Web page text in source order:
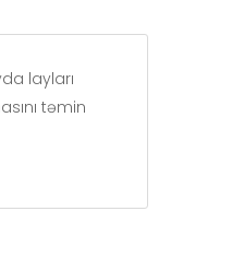
layları
təmin